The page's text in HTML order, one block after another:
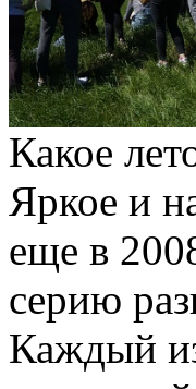
Какое
Яркое и
еще в
серию
Каждый